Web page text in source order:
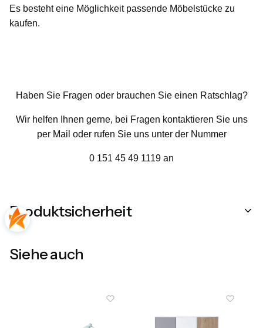
Es besteht eine Möglichkeit passende Möbelstücke zu
kaufen.
Haben Sie Fragen oder brauchen Sie einen Ratschlag?
Wir helfen Ihnen gerne, bei Fragen kontaktieren Sie uns
per Mail oder rufen Sie uns unter der Nummer
0 151 45 49 1119 an
Produktsicherheit
Siehe auch